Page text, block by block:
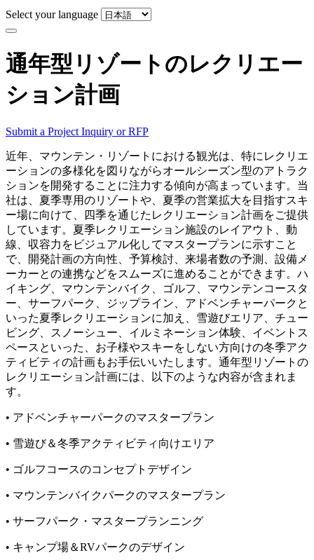
Select your language
通年型リゾートのレクリエー
ション計画
Submit a Project Inquiry or RFP
近年、マウンテン・リゾートにおける観光は、特にレクリエ
ーションの多様化を図りながらオールシーズン型のアトラク
ションを開発することに注力する傾向が高まっています。当
社は、夏季専用のリゾートや、夏季の営業拡大を目指すスキ
ー場に向けて、四季を通じたレクリエーション計画をご提供
しています。夏季レクリエーション施設のレイアウト、動
線、収容力をビジュアル化してマスタープランに示すこと
で、開発計画の方向性、予算検討、来場者数の予測、設備メ
ーカーとの連携などをスムーズに進めることができます。ハ
イキング、マウンテンバイク、ゴルフ、マウンテンコースタ
ー、サーフパーク、ジップライン、アドベンチャーパークと
いった夏季レクリエーションに加え、雪遊びエリア、チュー
ビング、スノーシュー、イルミネーション体験、イベントス
ペースといった、お子様やスキーをしない方向けの冬季アク
ティビティの計画もお手伝いいたします。通年型リゾートの
レクリエーション計画には、以下のような内容が含まれま
す。
• アドベンチャーパークのマスタープラン
• 雪遊び＆冬季アクティビティ向けエリア
• ゴルフコースのコンセプトデザイン
• マウンテンバイクパークのマスタープラン
• サーフパーク・マスタープランニング
• キャンプ場＆RVパークのデザイン